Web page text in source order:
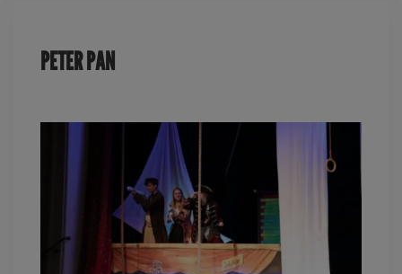
PETER PAN